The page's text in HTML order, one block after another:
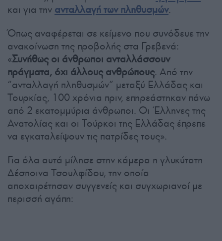
και για την ανταλλαγή των πληθυσμών.
Όπως αναφέρεται σε κείμενο που συνόδευε την
ανακοίνωση της προβολής στα Γρεβενά:
«Συνήθως οι άνθρωποι ανταλλάσσουν
πράγματα, όχι άλλους ανθρώπους. Από την
“ανταλλαγή πληθυσμών” μεταξύ Ελλάδας και
Τουρκίας, 100 χρόνια πριν, επηρεάστηκαν πάνω
από 2 εκατομμύρια άνθρωποι. Οι Έλληνες της
Ανατολίας και οι Τούρκοι της Ελλάδας έπρεπε
να εγκαταλείψουν τις πατρίδες τους».
Για όλα αυτά μίλησε στην κάμερα η γλυκύτατη
Δέσποινα Τσουλφίδου, την οποία
αποχαιρέτησαν συγγενείς και συγχωριανοί με
περισσή αγάπη: